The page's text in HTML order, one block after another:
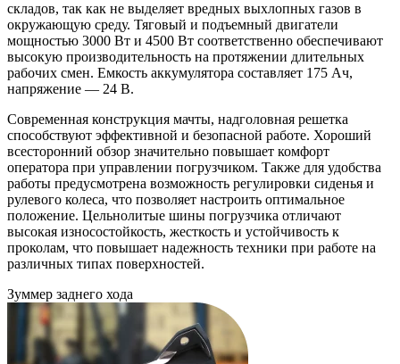
складов, так как не выделяет вредных выхлопных газов в
окружающую среду. Тяговый и подъемный двигатели
мощностью 3000 Вт и 4500 Вт соответственно обеспечивают
высокую производительность на протяжении длительных
рабочих смен. Емкость аккумулятора составляет 175 Ач,
напряжение — 24 B.
Современная конструкция мачты, надголовная решетка
способствуют эффективной и безопасной работе. Хороший
всесторонний обзор значительно повышает комфорт
оператора при управлении погрузчиком. Также для удобства
работы предусмотрена возможность регулировки сиденья и
рулевого колеса, что позволяет настроить оптимальное
положение. Цельнолитые шины погрузчика отличают
высокая износостойкость, жесткость и устойчивость к
проколам, что повышает надежность техники при работе на
различных типах поверхностей.
Зуммер заднего хода